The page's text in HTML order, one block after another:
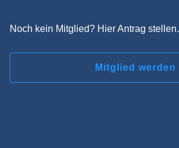
Noch kein Mitglied? Hier Antrag stellen.
Mitglied werden